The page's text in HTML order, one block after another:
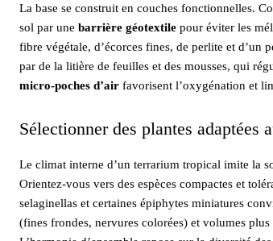
La base se construit en couches fonctionnelles.
sol par une barrière géotextile pour éviter les
fibre végétale, d’écorces fines, de perlite et d’un
par de la litière de feuilles et des mousses, qui
micro-poches d’air favorisent l’oxygénation et
Sélectionner des plantes adaptées
Le climat interne d’un terrarium tropical imite la
Orientez-vous vers des espèces compactes et
selaginellas et certaines épiphytes miniatures
(fines frondes, nervures colorées) et volumes